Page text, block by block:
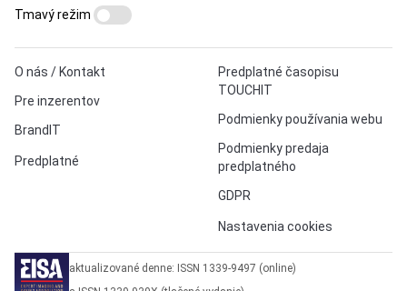
O nás / Kontakt
Pre inzerentov
BrandIT
Predplatné
Predplatné časopisu
TOUCHIT
Podmienky používania webu
Podmienky predaja
predplatného
GDPR
Nastavenia cookies
Tmavý režim
aktualizované denne: ISSN 1339-9497 (online)